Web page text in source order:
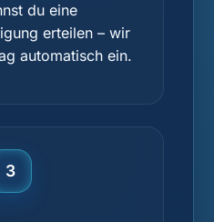
du eine
erteilen – wir
automatisch ein.
3